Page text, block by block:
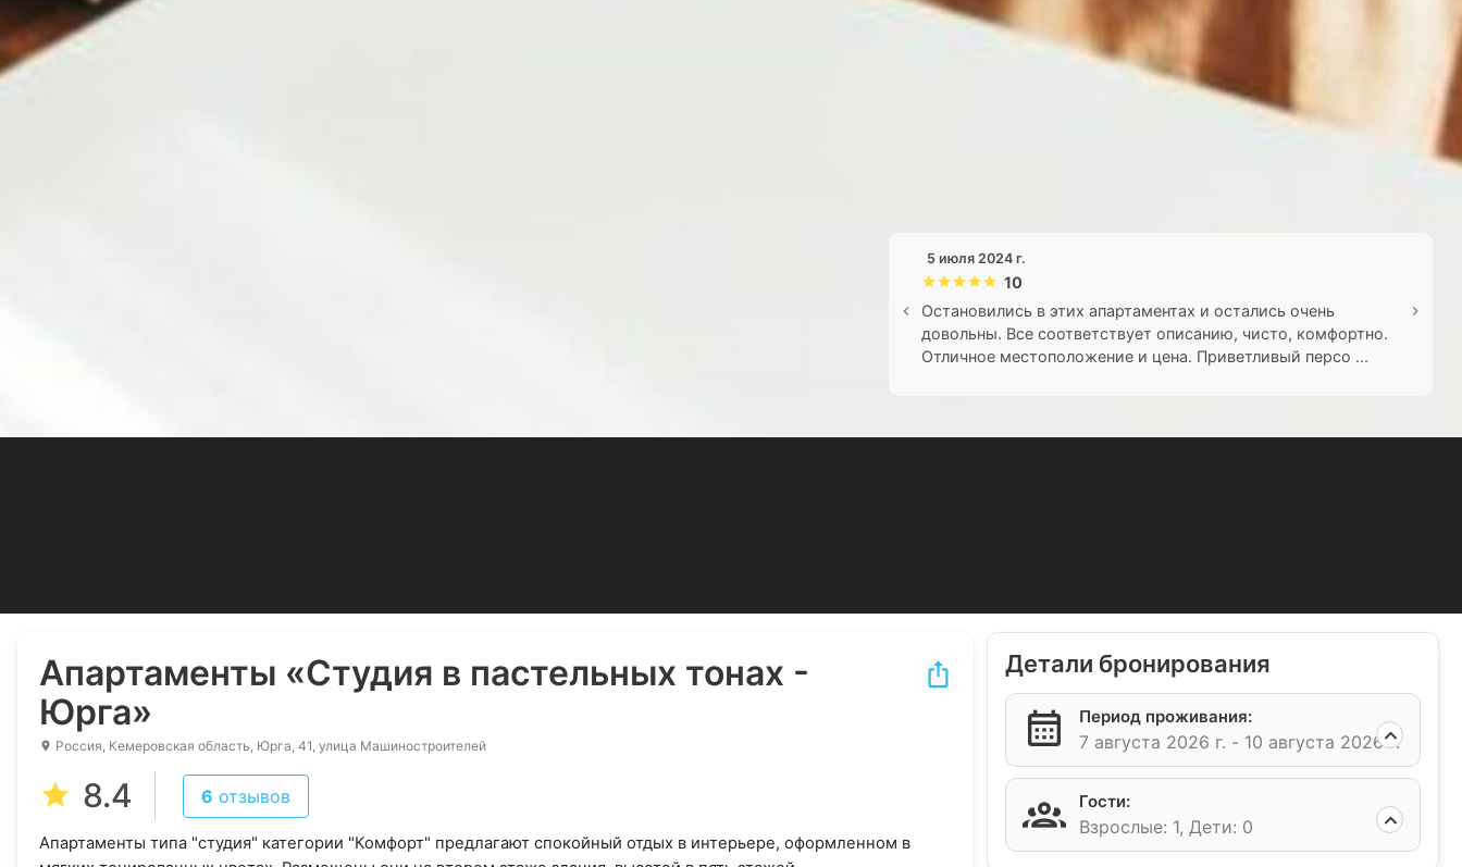
5 июля 2024 г.
10
Остановились в этих апартаментах и остались очень
довольны. Все соответствует описанию, чисто, комфортно.
Отличное местоположение и цена. Приветливый персо ...
Апартаменты «Студия в пастельных тонах -
Юрга»
Россия, Кемеровская область, Юрга, 41, улица Машиностроителей
8.4 6 отзывов
Апартаменты типа "студия" категории "Комфорт" предлагают спокойный отдых в интерьере, оформленном в
Детали бронирования
Период проживания:
7 августа 2026 г. - 10 августа 2026 г.
Гости:
Взрослые: 1, Дети: 0